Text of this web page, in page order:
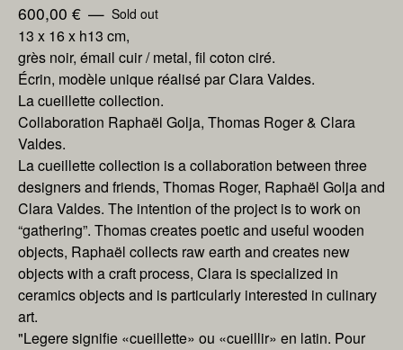
600,00 € — Sold out
13 x 16 x h13 cm,
grès noir, émail cuir / metal, fil coton ciré.
Écrin, modèle unique réalisé par Clara Valdes.
La cueillette collection.
Collaboration Raphaël Golja, Thomas Roger & Clara
Valdes.
La cueillette collection is a collaboration between three
designers and friends, Thomas Roger, Raphaël Golja and
Clara Valdes. The intention of the project is to work on
“gathering”. Thomas creates poetic and useful wooden
objects, Raphaël collects raw earth and creates new
objects with a craft process, Clara is specialized in
ceramics objects and is particularly interested in culinary
art.
"Legere signifie «cueillette» ou «cueillir» en latin. Pour